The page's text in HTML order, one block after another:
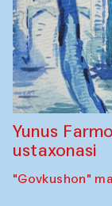
Yunus
ustaxonasi
"Govkushon"